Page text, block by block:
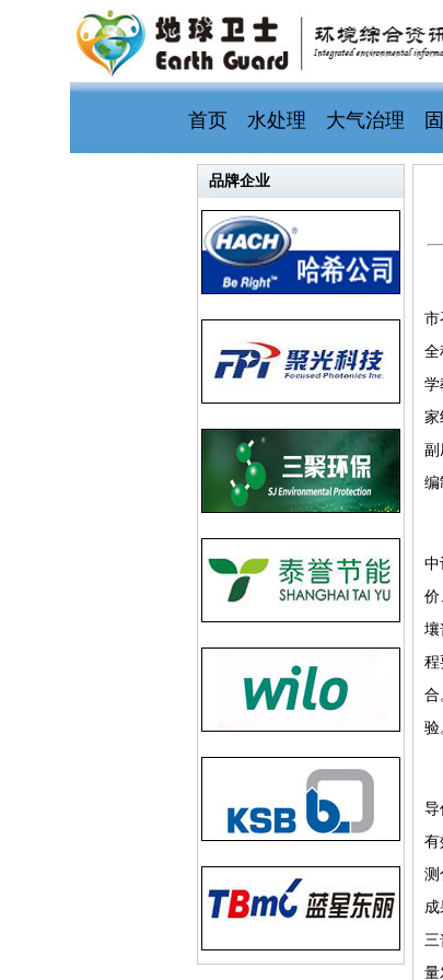
首页 水处理 大气治理
品牌企业
市
全
学
家
编
中
价
壤
程
合
验
导
有
测
三
量